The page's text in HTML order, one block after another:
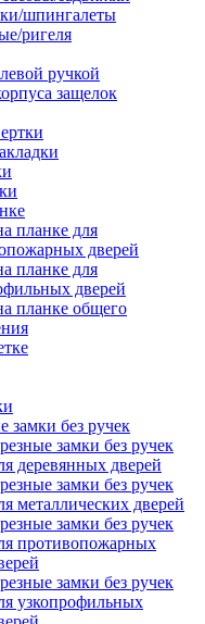
шпингалеты
ригеля
ручкой
защелок
планке для
дверей
планке для
дверей
планке общего
замки без ручек
замки без ручек
деревянных дверей
замки без ручек
металлических дверей
замки без ручек
противопожарных
замки без ручек
узкопрофильных